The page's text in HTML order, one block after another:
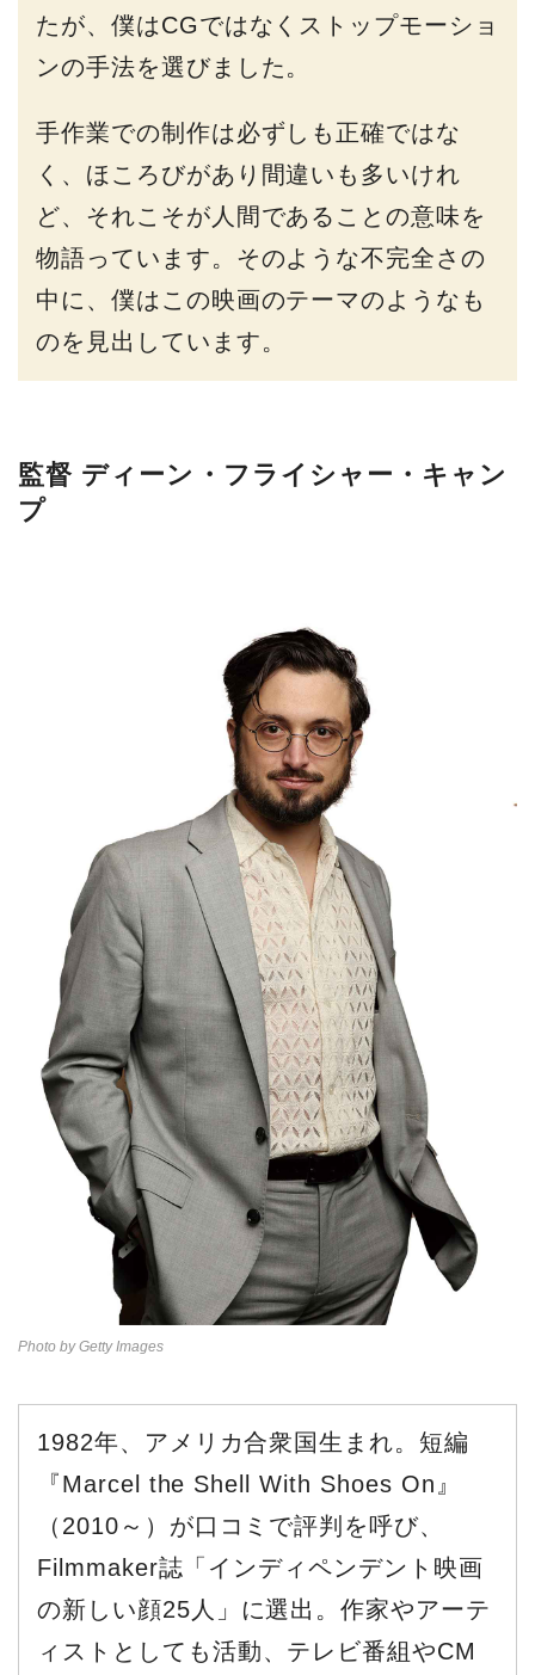
たが、僕はCGではなくストップモーショ
ンの手法を選びました。
手作業での制作は必ずしも正確ではな
く、ほころびがあり間違いも多いけれ
ど、それこそが人間であることの意味を
物語っています。そのような不完全さの
中に、僕はこの映画のテーマのようなも
のを見出しています。
監督 ディーン・フライシャー・キャン
プ
Photo by Getty Images
1982年、アメリカ合衆国生まれ。短編
『Marcel the Shell With Shoes On』
（2010～）が口コミで評判を呼び、
Filmmaker誌「インディペンデント映画
の新しい顔25人」に選出。作家やアーテ
ィストとしても活動、テレビ番組やCM